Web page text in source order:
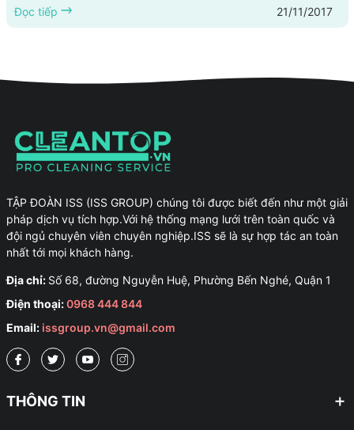
tại Phú Yên, dịch vụ vệ sinh văn phòng tại Phú Yên, dịch vụ vệ
sinh công trình sau xây dựng tại Phú Yên, dịch vụ vệ sinh nhà ở
Đọc tiếp 21/11/2017
TẬP ĐOÀN ISS (ISS GROUP) chúng tôi được biết đến như một giải
pháp dịch vụ tích hợp.Với hệ thống mạng lưới trên toàn quốc và
đội ngủ chuyên viên chuyên nghiệp.ISS sẽ là sự hợp tác an toàn
nhất tới mọi khách hàng.
Địa chỉ: Số 68, đường Nguyễn Huệ, Phường Bến Nghé, Quận 1
Điện thoại:0968 444 844
Email: issgroup.vn@gmail.com
THÔNG TIN